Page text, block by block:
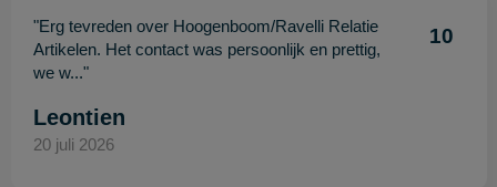
"Erg tevreden over Hoogenboom/Ravelli Relatie
Artikelen. Het contact was persoonlijk en prettig,
we w..."
10
Leontien
20 juli 2026